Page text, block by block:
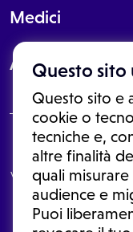
Questo sito
Questo sito e
cookie o
tecniche e,
altre finalità
quali
audience e
Puoi
Medici
About
Le informazioni
In nessun caso,
visita o una diagnosi
le informazioni
una diagnosi, la
sospensione di un